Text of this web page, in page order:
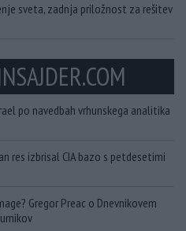
sveta, zadnja priložnost za rešitev
po navedbah vrhunskega analitika
res izbrisal CIA bazo s petdesetimi
Gregor Preac o Dnevnikovem